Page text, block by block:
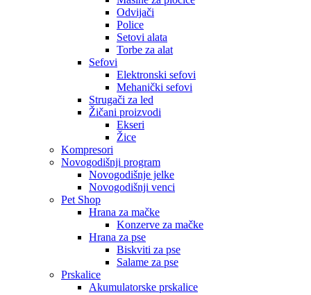
Odvijači
Police
Setovi alata
Torbe za alat
Sefovi
Elektronski sefovi
Mehanički sefovi
Strugači za led
Žičani proizvodi
Ekseri
Žice
Kompresori
Novogodišnji program
Novogodišnje jelke
Novogodišnji venci
Pet Shop
Hrana za mačke
Konzerve za mačke
Hrana za pse
Biskviti za pse
Salame za pse
Prskalice
Akumulatorske prskalice